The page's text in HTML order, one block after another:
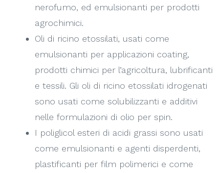
nerofumo, ed emulsionanti per prodotti
agrochimici.
Oli di ricino etossilati, usati come
emulsionanti per applicazioni coating,
prodotti chimici per l’agricoltura, lubrificanti
e tessili. Gli oli di ricino etossilati idrogenati
sono usati come solubilizzanti e additivi
nelle formulazioni di olio per spin.
I poliglicol esteri di acidi grassi sono usati
come emulsionanti e agenti disperdenti,
plastificanti per film polimerici e come